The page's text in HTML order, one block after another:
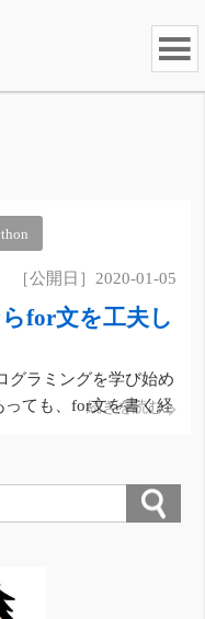
［公開日］2020-01-05
for文を工夫し
グラミングを学び始め
ても、for文を書く経
、実行時間を短くでき
続きを読む